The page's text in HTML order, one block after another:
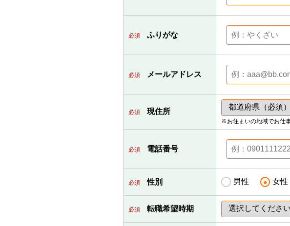
必須 ふりがな
必須 メールアドレス
必須 現住所
※お住まいの地域でお仕
必須 電話番号
必須 性別 男性 女性
必須 転職希望時期